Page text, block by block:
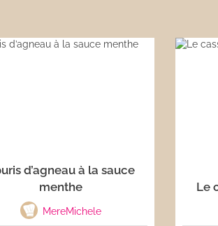
d’agneau à la sauce
menthe
MereMichele
Le